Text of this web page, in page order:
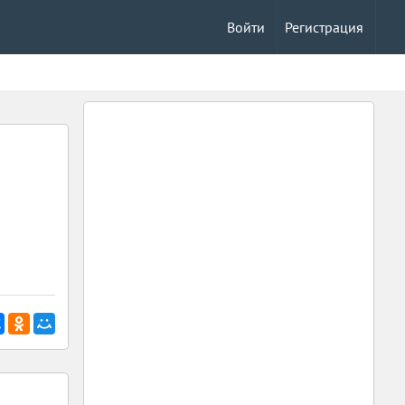
Регистрация
Войти